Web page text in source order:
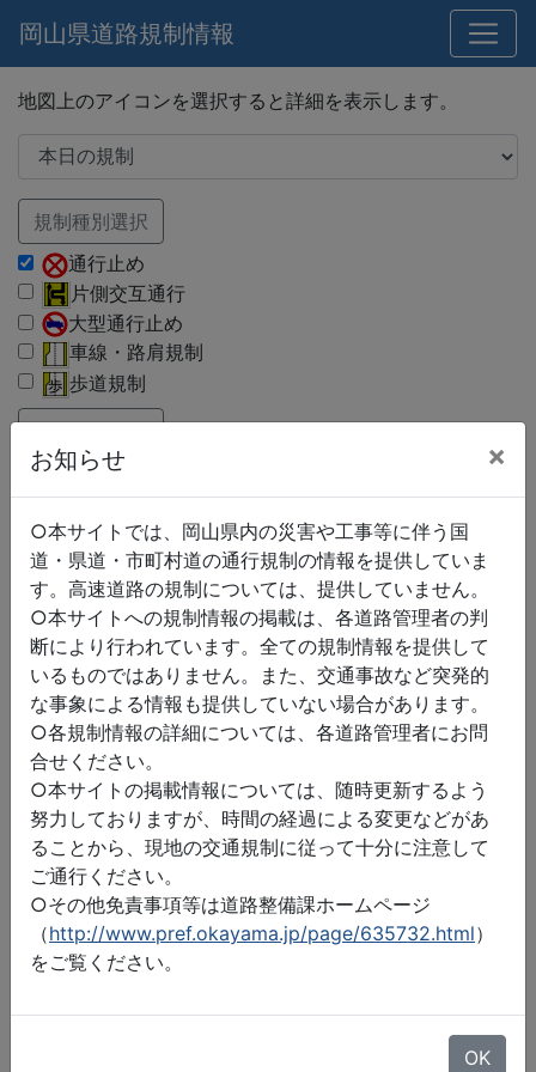
岡山県道路規制情報
お知らせ ×
○本サイトでは、岡山県内の災害や工事等に伴う国
道・県道・市町村道の通行規制の情報を提供していま
す。高速道路の規制については、提供していません。
○本サイトへの規制情報の掲載は、各道路管理者の判
断により行われています。全ての規制情報を提供して
いるものではありません。また、交通事故など突発的
な事象による情報も提供していない場合があります。
○各規制情報の詳細については、各道路管理者にお問
合せください。
○本サイトの掲載情報については、随時更新するよう
努力しておりますが、時間の経過による変更などがあ
ることから、現地の交通規制に従って十分に注意して
ご通行ください。
○その他免責事項等は道路整備課ホームページ
（http://www.pref.okayama.jp/page/635732.html）
をご覧ください。
OK
地図上のアイコンを選択すると詳細を表示します。
規制種別選択
通行止め
片側交互通行
大型通行止め
車線・路肩規制
歩道規制
路線種別選択
国道
県道
市町村道
地図データ©2026 ZENRIN